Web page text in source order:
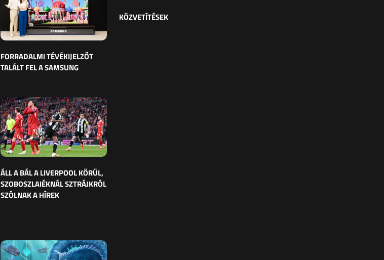
FORRADALMI TÉVÉKIJELZŐT
TALÁLT FEL A SAMSUNG
ÁLL A BÁL A LIVERPOOL KÖRÜL,
SZOBOSZLAIÉKNÁL SZTRÁJKRÓL
SZÓLNAK A HÍREK
KÖZVETÍTÉSEK